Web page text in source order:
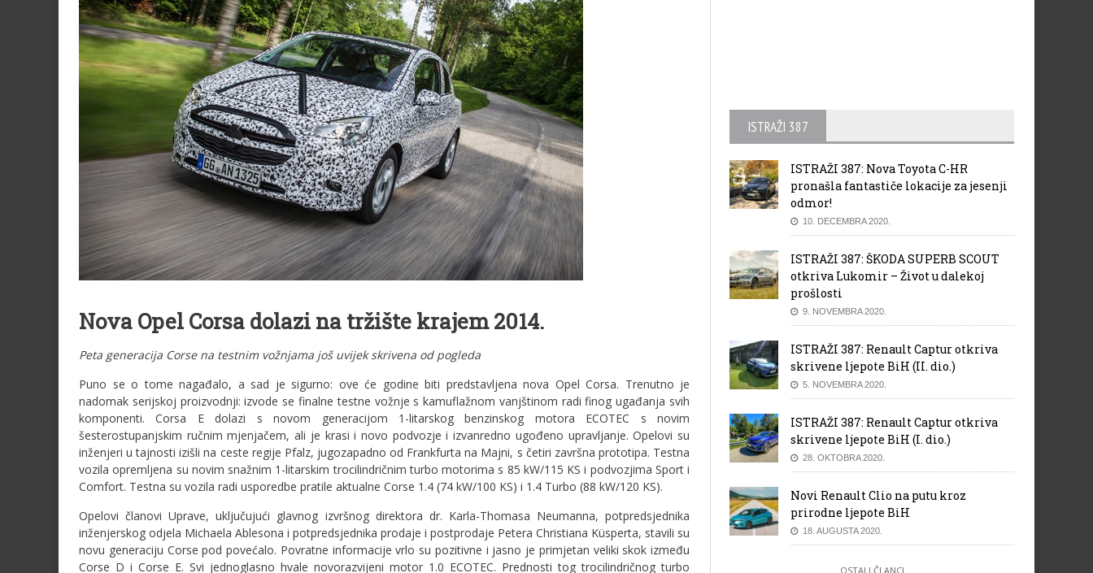
Nova Opel Corsa dolazi na tržište krajem 2014.
Peta generacija Corse na testnim vožnjama još uvijek skrivena od pogleda
Puno se o tome nagađalo, a sad je sigurno: ove će godine biti predstavljena nova Opel Corsa. Trenutno je
nadomak serijskoj proizvodnji: izvode se finalne testne vožnje s kamuflažnom vanjštinom radi finog ugađanja svih
komponenti. Corsa E dolazi s novom generacijom 1-litarskog benzinskog motora ECOTEC s novim
šesterostupanjskim ručnim mjenjačem, ali je krasi i novo podvozje i izvanredno ugođeno upravljanje. Opelovi su
inženjeri u tajnosti izišli na ceste regije Pfalz, jugozapadno od Frankfurta na Majni, s četiri završna prototipa. Testna
vozila opremljena su novim snažnim 1-litarskim trocilindričnim turbo motorima s 85 kW/115 KS i podvozjima Sport i
Comfort. Testna su vozila radi usporedbe pratile aktualne Corse 1.4 (74 kW/100 KS) i 1.4 Turbo (88 kW/120 KS).
Opelovi članovi Uprave, uključujući glavnog izvršnog direktora dr. Karla-Thomasa Neumanna, potpredsjednika
inženjerskog odjela Michaela Ablesona i potpredsjednika prodaje i postprodaje Petera Christiana Küsperta, stavili su
novu generaciju Corse pod povećalo. Povratne informacije vrlo su pozitivne i jasno je primjetan veliki skok između
Corse D i Corse E. Svi jednoglasno hvale novorazvijeni motor 1.0 ECOTEC. Prednosti tog trocilindričnog turbo
ISTRAŽI 387
ISTRAŽI 387: Nova Toyota C-HR
pronašla fantastiče lokacije za jesenji
odmor!
10. DECEMBRA 2020.
ISTRAŽI 387: ŠKODA SUPERB SCOUT
otkriva Lukomir – Život u dalekoj
prošlosti
9. NOVEMBRA 2020.
ISTRAŽI 387: Renault Captur otkriva
skrivene ljepote BiH (II. dio.)
5. NOVEMBRA 2020.
ISTRAŽI 387: Renault Captur otkriva
skrivene ljepote BiH (I. dio.)
28. OKTOBRA 2020.
Novi Renault Clio na putu kroz
prirodne ljepote BiH
18. AUGUSTA 2020.
OSTALI ČLANCI